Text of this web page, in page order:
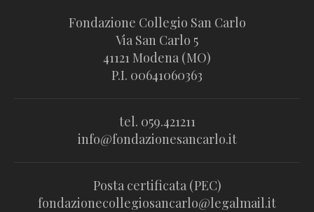
Fondazione Collegio San Carlo
Via San Carlo 5
41121 Modena (MO)
P.I. 00641060363
tel. 059.421211
info@fondazionesancarlo.it
Posta certificata (PEC)
fondazionecollegiosancarlo@legalmail.it